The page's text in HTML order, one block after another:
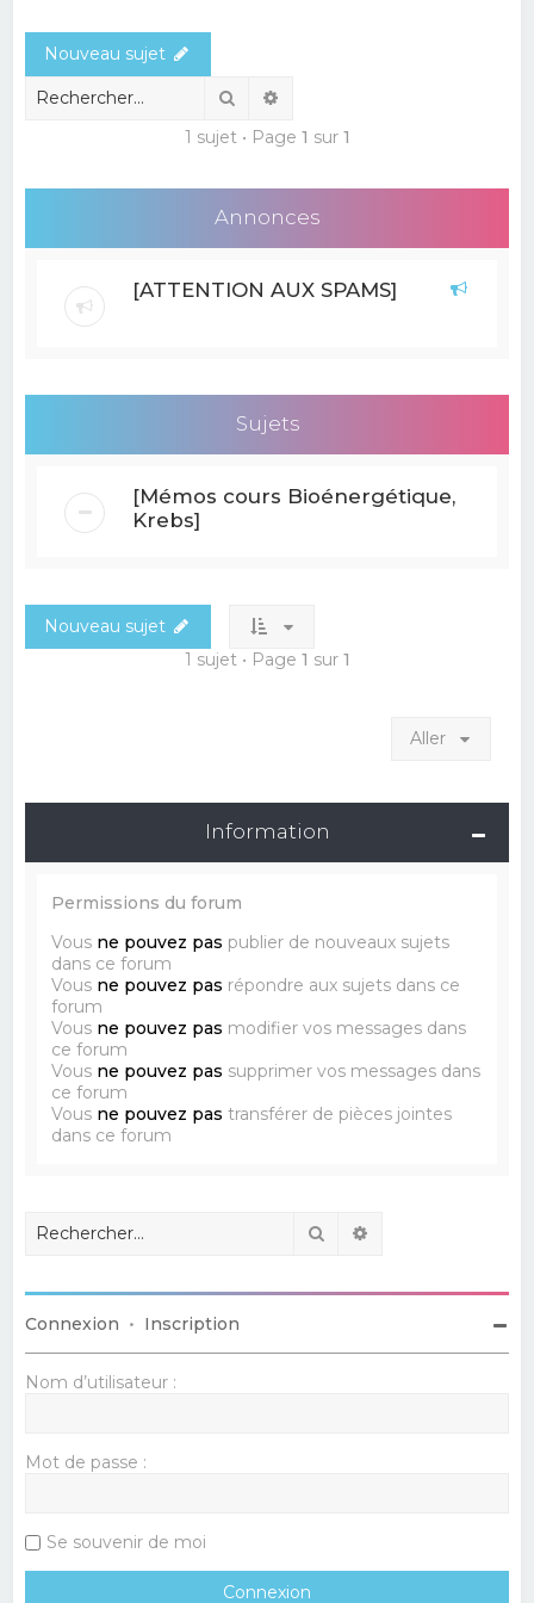
r
Nouveau sujet
Rechercher
1 sujet • Page 1 sur 1
Annonces
[ATTENTION AUX SPAMS]
Sujets
[Mémos cours Bioénergétique,
Krebs]
Nouveau sujet
1 sujet • Page 1 sur 1
Aller
Information
Permissions du forum
Vous ne pouvez pas publier de nouveaux sujets
dans ce forum
Vous ne pouvez pas répondre aux sujets dans ce
forum
Vous ne pouvez pas modifier vos messages dans
ce forum
Vous ne pouvez pas supprimer vos messages dans
ce forum
Vous ne pouvez pas transférer de pièces jointes
dans ce forum
Rechercher
Connexion • Inscription
Nom d’utilisateur :
Mot de passe :
Se souvenir de moi